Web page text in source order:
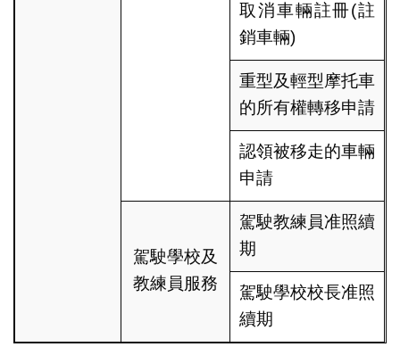
取消車輛註冊(註
銷車輛)
重型及輕型摩托車
的所有權轉移申請
認領被移走的車輛
申請
駕駛學校及
教練員服務
駕駛教練員准照續
期
駕駛學校校長准照
續期